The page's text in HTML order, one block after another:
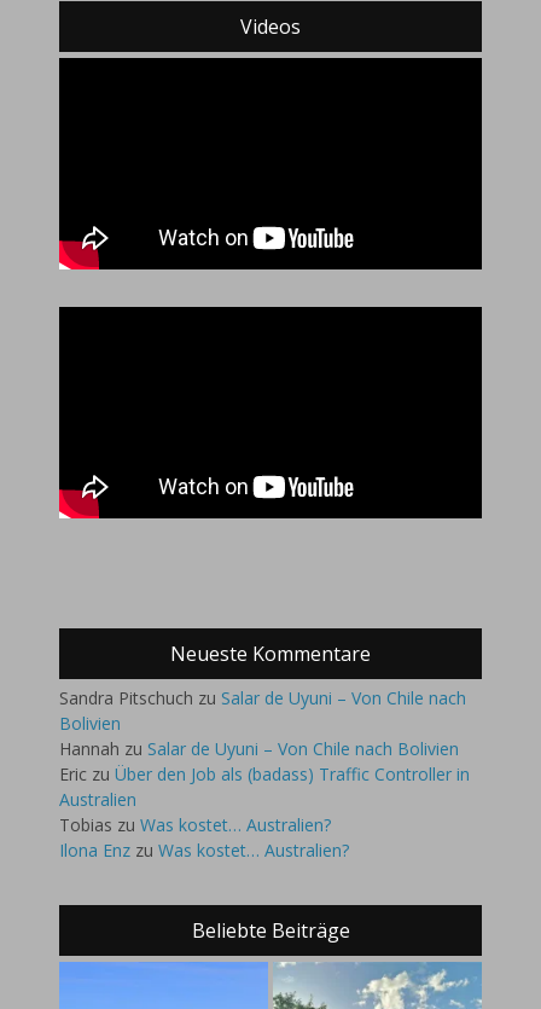
Videos
Neueste Kommentare
Sandra Pitschuch zu Salar de Uyuni – Von Chile nach
Bolivien
Hannah zu Salar de Uyuni – Von Chile nach Bolivien
Eric zu Über den Job als (badass) Traffic Controller in
Australien
Tobias zu Was kostet… Australien?
Ilona Enz zu Was kostet… Australien?
Beliebte Beiträge